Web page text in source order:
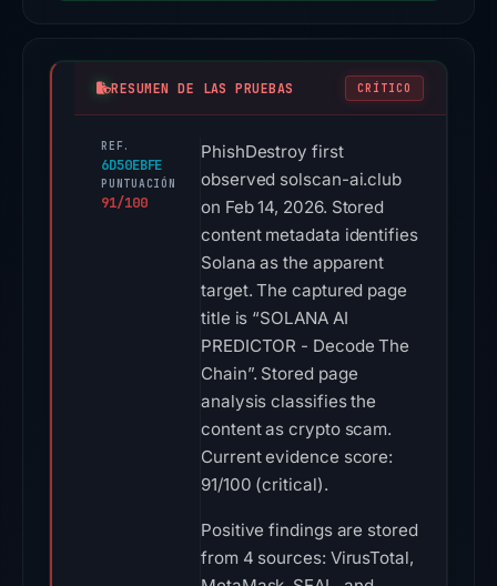
RESUMEN DE LAS PRUEBAS CRÍTICO
REF.
6D50EBFE
PUNTUACIÓN
91/100
PhishDestroy first
observed solscan-ai.club
on Feb 14, 2026. Stored
content metadata identifies
Solana as the apparent
target. The captured page
title is “SOLANA AI
PREDICTOR - Decode The
Chain”. Stored page
analysis classifies the
content as crypto scam.
Current evidence score:
91/100 (critical).
Positive findings are stored
from 4 sources: VirusTotal,